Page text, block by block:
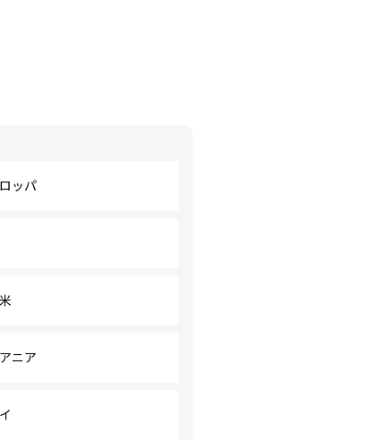
ッパ
ニア